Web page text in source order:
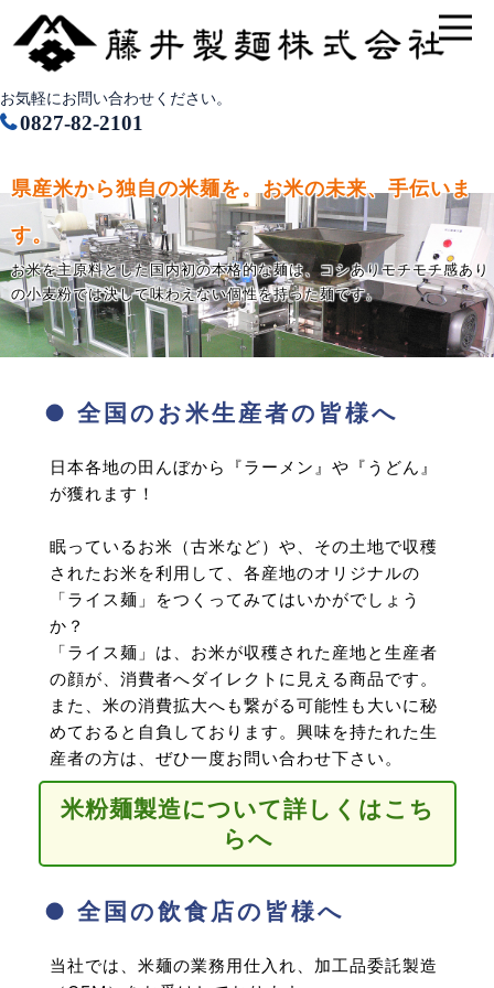
お気軽にお問い合わせください。
0827-82-2101
県産米から独自の米麺を。お米の未来、手伝いま
す。
お米を主原料とした国内初の本格的な麺は、コシありモチモチ感あり
の小麦粉では決して味わえない個性を持った麺です。
● 全国のお米生産者の皆様へ
日本各地の田んぼから『ラーメン』や『うどん』
が獲れます！
眠っているお米（古米など）や、その土地で収穫
されたお米を利用して、各産地のオリジナルの
「ライス麺」をつくってみてはいかがでしょう
か？
「ライス麺」は、お米が収穫された産地と生産者
の顔が、消費者へダイレクトに見える商品です。
また、米の消費拡大へも繋がる可能性も大いに秘
めておると自負しております。興味を持たれた生
産者の方は、ぜひ一度お問い合わせ下さい。
米粉麺製造について詳しくはこち
らへ
● 全国の飲食店の皆様へ
当社では、米麺の業務用仕入れ、加工品委託製造